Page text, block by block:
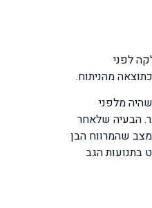
לפני
מהניתוח.
כפי שהיה מלפני
חזרו לתפקד כבעבר. הבעיה שלאחר
שהמרווח הבן
בתנועות הגב